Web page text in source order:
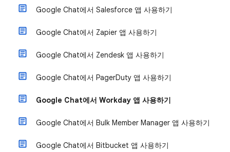
Google Chat에서 Salesforce 앱 사용하기
Google Chat에서 Zapier 앱 사용하기
Google Chat에서 Zendesk 앱 사용하기
Google Chat에서 PagerDuty 앱 사용하기
Google Chat에서 Workday 앱 사용하기
Google Chat에서 Bulk Member Manager 앱 사용하기
Google Chat에서 Bitbucket 앱 사용하기